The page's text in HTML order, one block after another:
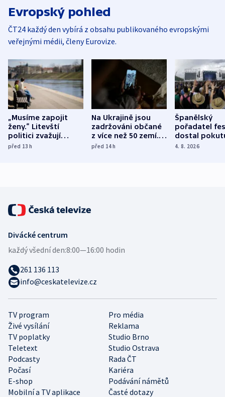
Evropský pohled
ČT24 každý den vybírá z obsahu publikovaného evropskými
veřejnými médii, členy Eurovize.
„Musíme zapojit
ženy.“ Litevští
politici zvažují
dohodu o
před 13h
Na Ukrajině jsou
zadržováni občané
z více než 50 zemí.
Bojovali na straně
před 14h
Španělský
pořadatel
dostal
nekalé
4. 8. 2026
TV program
Pro média
Živé vysílání
Reklama
TV poplatky
Studio Brno
Teletext
Studio Ostrava
Podcasty
Rada ČT
Počasí
Kariéra
E-shop
Podávání námětů
Mobilní a TV aplikace
Časté dotazy
Divácké centrum
každý všední den:8:00—16:00 hodin
261 136 113
info@ceskatelevize.cz